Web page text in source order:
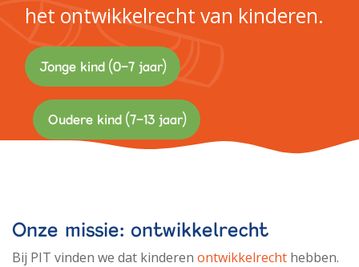
het ontwikkelrecht van kinderen.
Jonge kind (0-7 jaar)
Oudere kind (7-13 jaar)
Onze missie: ontwikkelrecht
Bij PIT vinden we dat kinderen ontwikkelrecht hebben.